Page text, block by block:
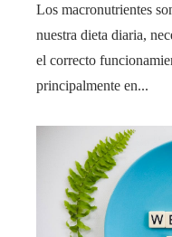
Los macronutrientes
nuestra dieta diaria,
el correcto
principalmente en...